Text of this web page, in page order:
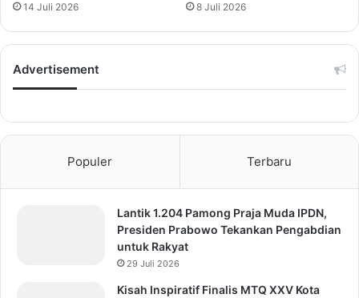
14 Juli 2026 8 Juli 2026
Advertisement
Populer Terbaru
Lantik 1.204 Pamong Praja Muda IPDN,
Presiden Prabowo Tekankan Pengabdian
untuk Rakyat
29 Juli 2026
Kisah Inspiratif Finalis MTQ XXV Kota